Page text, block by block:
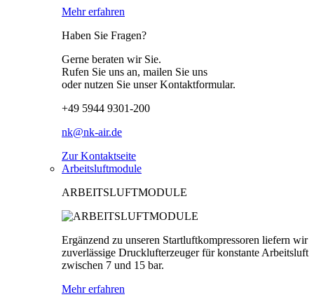
Mehr erfahren
Haben Sie Fragen?
Gerne beraten wir Sie.
Rufen Sie uns an, mailen Sie uns
oder nutzen Sie unser Kontaktformular.
+49 5944 9301-200
nk@nk-air.de
Zur Kontaktseite
Arbeitsluftmodule
ARBEITSLUFTMODULE
Ergänzend zu unseren Startluftkompressoren liefern wir
zuverlässige Drucklufterzeuger für konstante Arbeitsluft
zwischen 7 und 15 bar.
Mehr erfahren